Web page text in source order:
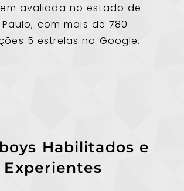
avaliada no estado de
com mais de 780
5 estrelas no Google.
Habilitados e
Experientes